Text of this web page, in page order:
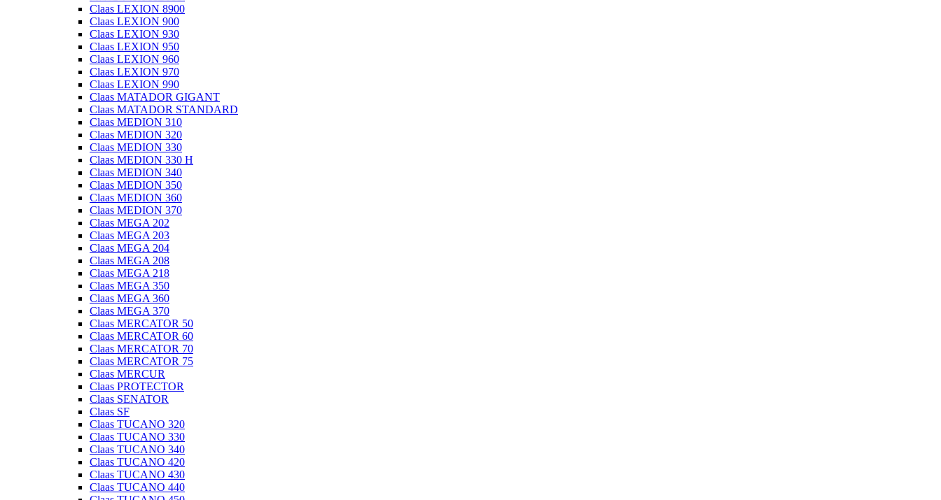
Claas LEXION 8900
Claas LEXION 900
Claas LEXION 930
Claas LEXION 950
Claas LEXION 960
Claas LEXION 970
Claas LEXION 990
Claas MATADOR GIGANT
Claas MATADOR STANDARD
Claas MEDION 310
Claas MEDION 320
Claas MEDION 330
Claas MEDION 330 H
Claas MEDION 340
Claas MEDION 350
Claas MEDION 360
Claas MEDION 370
Claas MEGA 202
Claas MEGA 203
Claas MEGA 204
Claas MEGA 208
Claas MEGA 218
Claas MEGA 350
Claas MEGA 360
Claas MEGA 370
Claas MERCATOR 50
Claas MERCATOR 60
Claas MERCATOR 70
Claas MERCATOR 75
Claas MERCUR
Claas PROTECTOR
Claas SENATOR
Claas SF
Claas TUCANO 320
Claas TUCANO 330
Claas TUCANO 340
Claas TUCANO 420
Claas TUCANO 430
Claas TUCANO 440